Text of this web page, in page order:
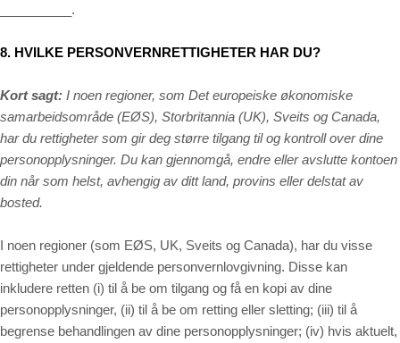
.
8. HVILKE PERSONVERNRETTIGHETER HAR DU?
Kort sagt: I noen regioner, som Det europeiske økonomiske
samarbeidsområde (EØS), Storbritannia (UK), Sveits og Canada,
har du rettigheter som gir deg større tilgang til og kontroll over dine
personopplysninger. Du kan gjennomgå, endre eller avslutte kontoen
din når som helst, avhengig av ditt land, provins eller delstat av
bosted.
I noen regioner (som EØS, UK, Sveits og Canada), har du visse
rettigheter under gjeldende personvernlovgivning. Disse kan
inkludere retten (i) til å be om tilgang og få en kopi av dine
personopplysninger, (ii) til å be om retting eller sletting; (iii) til å
begrense behandlingen av dine personopplysninger; (iv) hvis aktuelt,